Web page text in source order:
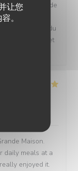
让您
。
très satisfait de
moment la
de la beauté du
leur accueil et
d'attention.
Maison.
daily meals at a
enjoyed it.